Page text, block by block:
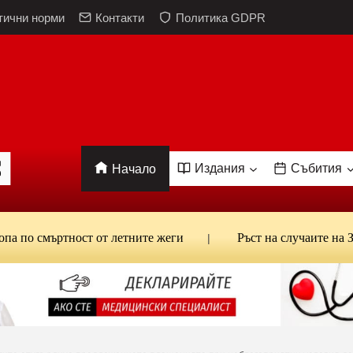
норми Контакти Политика GDPR
Начало Издания Събития
от летните жеги Ръст на случаите на